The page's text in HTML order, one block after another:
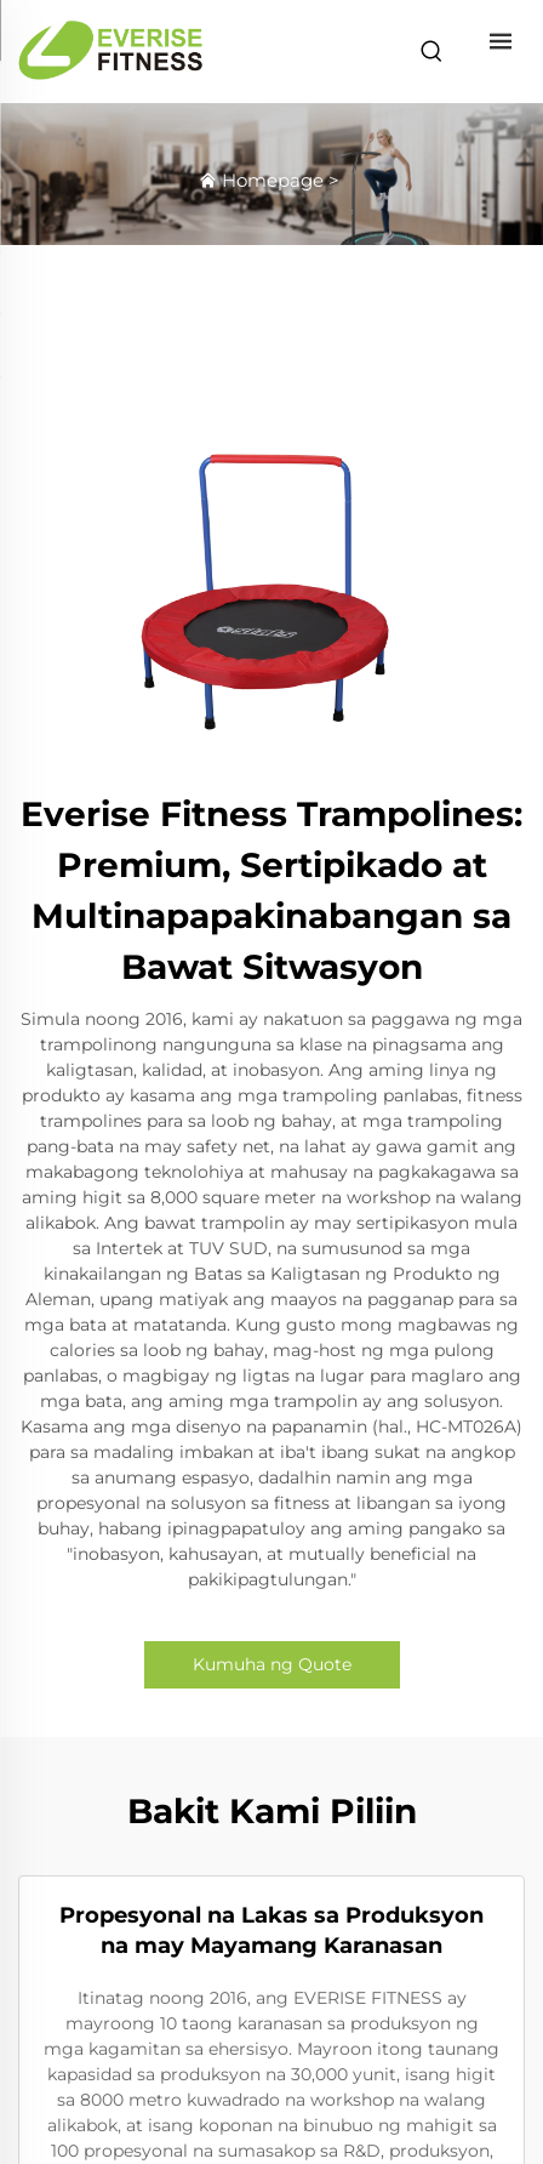
Homepage>
Everise Fitness Trampolines:
Premium, Sertipikado at
Multinapapakinabangan sa
Bawat Sitwasyon
Simula noong 2016, kami ay nakatuon sa paggawa ng mga
trampolinong nangunguna sa klase na pinagsama ang
kaligtasan, kalidad, at inobasyon. Ang aming linya ng
produkto ay kasama ang mga trampoling panlabas, fitness
trampolines para sa loob ng bahay, at mga trampoling
pang-bata na may safety net, na lahat ay gawa gamit ang
makabagong teknolohiya at mahusay na pagkakagawa sa
aming higit sa 8,000 square meter na workshop na walang
alikabok. Ang bawat trampolin ay may sertipikasyon mula
sa Intertek at TUV SUD, na sumusunod sa mga
kinakailangan ng Batas sa Kaligtasan ng Produkto ng
Aleman, upang matiyak ang maayos na pagganap para sa
mga bata at matatanda. Kung gusto mong magbawas ng
calories sa loob ng bahay, mag-host ng mga pulong
panlabas, o magbigay ng ligtas na lugar para maglaro ang
mga bata, ang aming mga trampolin ay ang solusyon.
Kasama ang mga disenyo na papanamin (hal., HC-MT026A)
para sa madaling imbakan at iba't ibang sukat na angkop
sa anumang espasyo, dadalhin namin ang mga
propesyonal na solusyon sa fitness at libangan sa iyong
buhay, habang ipinagpapatuloy ang aming pangako sa
"inobasyon, kahusayan, at mutually beneficial na
pakikipagtulungan."
Kumuha ng Quote
Bakit Kami Piliin
Propesyonal na Lakas sa Produksyon
na may Mayamang Karanasan
Itinatag noong 2016, ang EVERISE FITNESS ay
mayroong 10 taong karanasan sa produksyon ng
mga kagamitan sa ehersisyo. Mayroon itong taunang
kapasidad sa produksyon na 30,000 yunit, isang higit
sa 8000 metro kuwadrado na workshop na walang
alikabok, at isang koponan na binubuo ng mahigit sa
100 propesyonal na sumasakop sa R&D, produksyon,